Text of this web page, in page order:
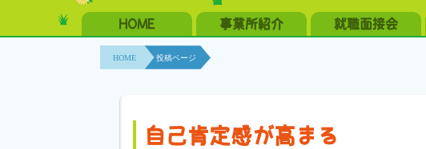
HOME 事業所紹介 就職面接会
HOME 投稿ページ
自己肯定感が高まる